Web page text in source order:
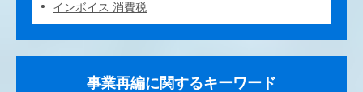
インボイス 消費税
事業再編に関するキーワード